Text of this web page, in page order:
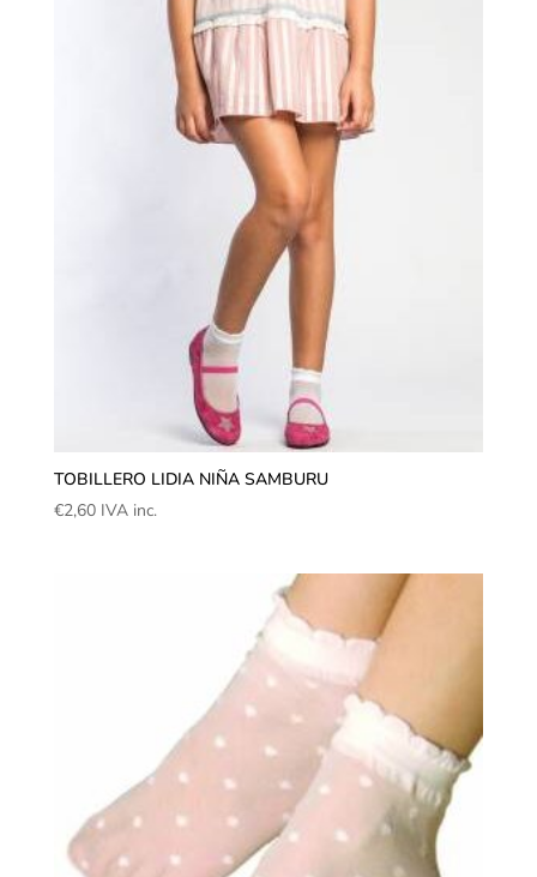
TOBILLERO LIDIA NIÑA SAMBURU
€2,60 IVA inc.